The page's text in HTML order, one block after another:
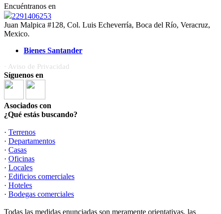
Encuéntranos en
2291406253
Juan Malpica #128, Col. Luis Echeverría, Boca del Río, Veracruz,
Mexico.
Bienes Santander
· Aviso de Privacidad
Síguenos en
Asociados con
¿Qué estás buscando?
· Terrenos
· Departamentos
· Casas
· Oficinas
· Locales
· Edificios comerciales
· Hoteles
· Bodegas comerciales
Todas las medidas enunciadas son meramente orientativas, las